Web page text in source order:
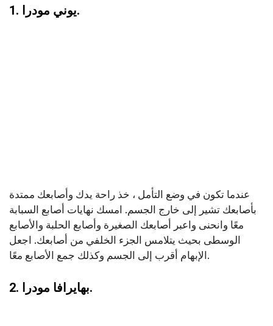
1. يوني مودرا.
عندما تكون في وضع التأمل ، خذ راحة يدك وأصابعك ممتدة
بأصابعك تشير إلى خارج الجسم. امسك نهايات أصابع السبابة
معًا وانحنى واعبر أصابعك الصغيرة وأصابع الحلبة والأصابع
الوسطى بحيث يتلامس الجزء الخلفي من أصابعك. اجعل
الإبهام أقرب إلى الجسم وكذلك جمع الأصابع معًا.
2. بهايرافا مودرا.